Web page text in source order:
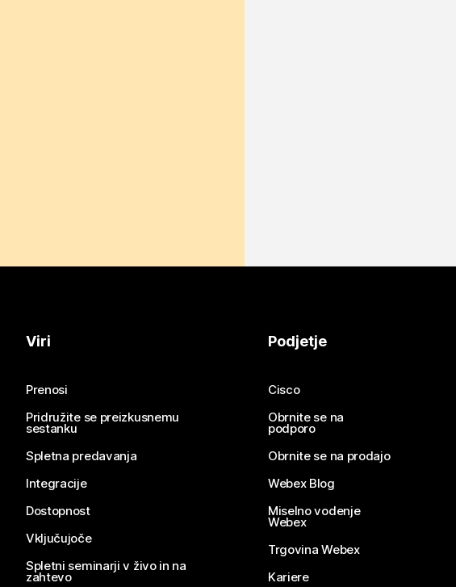
Viri
Prenosi
Pridružite se preizkusnemu
sestanku
Spletna predavanja
Integracije
Dostopnost
Vključujoče
Spletni seminarji v živo in na
zahtevo
Podjetje
Cisco
Obrnite se na
podporo
Obrnite se na prodajo
Webex Blog
Miselno vodenje
Webex
Trgovina Webex
Kariere